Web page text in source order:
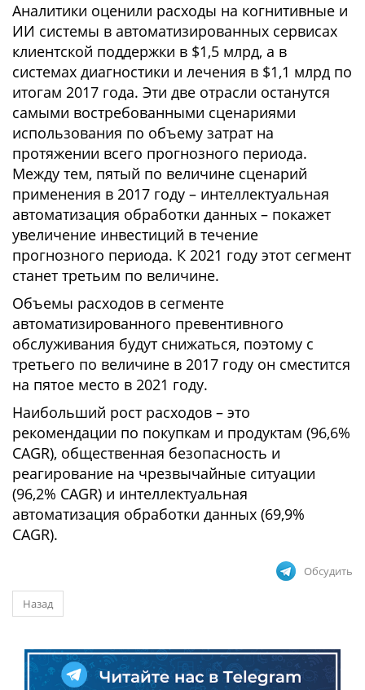
Аналитики оценили расходы на когнитивные и
ИИ системы в автоматизированных сервисах
клиентской поддержки в $1,5 млрд, а в
системах диагностики и лечения в $1,1 млрд по
итогам 2017 года. Эти две отрасли останутся
самыми востребованными сценариями
использования по объему затрат на
протяжении всего прогнозного периода.
Между тем, пятый по величине сценарий
применения в 2017 году – интеллектуальная
автоматизация обработки данных – покажет
увеличение инвестиций в течение
прогнозного периода. К 2021 году этот сегмент
станет третьим по величине.
Объемы расходов в сегменте
автоматизированного превентивного
обслуживания будут снижаться, поэтому с
третьего по величине в 2017 году он сместится
на пятое место в 2021 году.
Наибольший рост расходов – это
рекомендации по покупкам и продуктам (96,6%
CAGR), общественная безопасность и
реагирование на чрезвычайные ситуации
(96,2% CAGR) и интеллектуальная
автоматизация обработки данных (69,9%
CAGR).
Обсудить
Назад